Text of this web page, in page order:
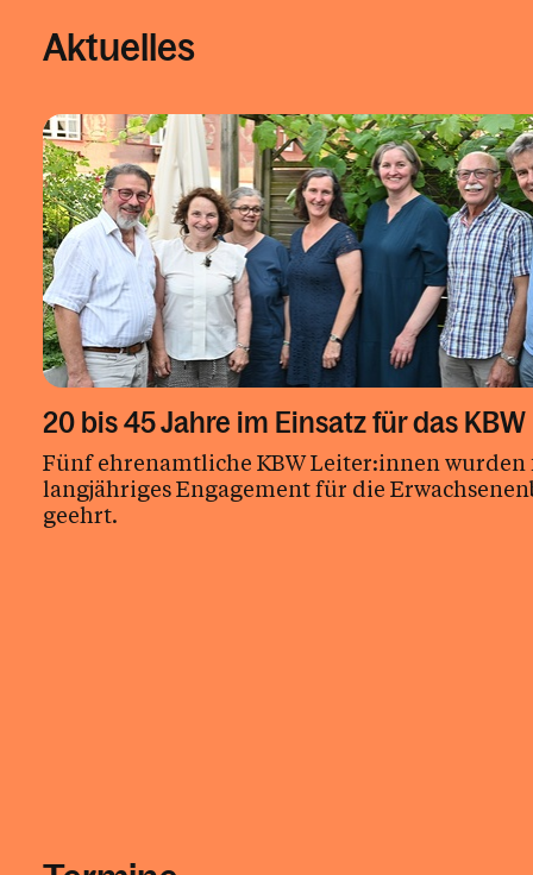
Aktuelles
20 bis 45 Jahre im Einsatz für das KBW
Fünf ehrenamtliche KBW Leiter:innen
langjähriges Engagement für die
geehrt.